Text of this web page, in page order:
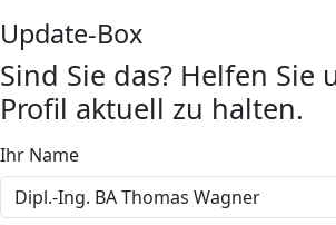
Update-Box
Sind Sie das? Helfen Sie
Profil aktuell zu halten.
Ihr Name